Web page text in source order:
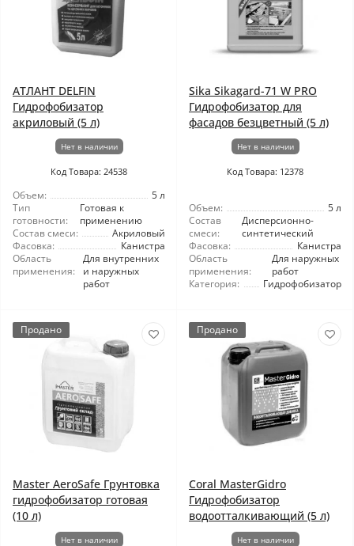
АТЛАНТ DELFIN
Гидрофобизатор
акриловый (5 л)
Нет в наличии
Код Товара: 24538
Объем:
5 л
Тип
готовности:
Готовая к
применению
Состав смеси:
Акриловый
Фасовка:
Канистра
Область
применения:
Для внутренних
и наружных
работ
Sika Sikagard-71 W PRO
Гидрофобизатор для
фасадов безцветный (5 л)
Нет в наличии
Код Товара: 12378
Объем:
5 л
Состав
смеси:
Дисперсионно-
синтетический
Фасовка:
Канистра
Область
применения:
Для наружных
работ
Категория:
Гидрофобизатор
Продано
Master AeroSafe Грунтовка
гидрофобизатор готовая
(10 л)
Нет в наличии
Продано
Coral MasterGidro
Гидрофобизатор
водоотталкивающий (5 л)
Нет в наличии